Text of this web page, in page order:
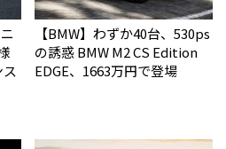
【BMW】わずか40台、530ps
の誘惑 BMW M2 CS Edition
EDGE、1663万円で登場